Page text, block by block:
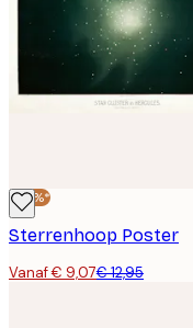
-30%*
Sterrenhoop Poster
Vanaf € 9,07€ 12,95